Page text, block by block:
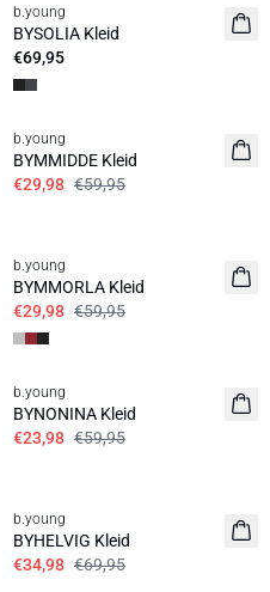
b.young
BYSOLIA Kleid
€69,95
50%
b.young
BYMMIDDE Kleid
€29,98 €59,95
b.young
BYMMORLA Kleid
€29,98 €59,95
60%
b.young
BYNONINA Kleid
€23,98 €59,95
b.young
BYHELVIG Kleid
€34,98 €69,95